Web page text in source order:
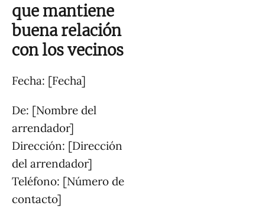
que mantiene
buena relación
con los vecinos
Fecha: [Fecha]
De: [Nombre del
arrendador]
Dirección: [Dirección
del arrendador]
Teléfono: [Número de
contacto]